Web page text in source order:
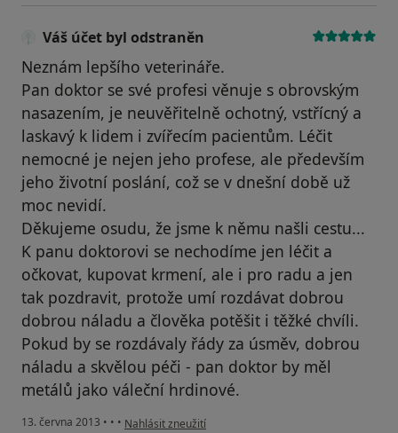
Váš účet byl odstraněn
Neznám lepšího veterináře.
Pan doktor se své profesi věnuje s obrovským
nasazením, je neuvěřitelně ochotný, vstřícný a
laskavý k lidem i zvířecím pacientům. Léčit
nemocné je nejen jeho profese, ale především
jeho životní poslání, což se v dnešní době už
moc nevidí.
Děkujeme osudu, že jsme k němu našli cestu...
K panu doktorovi se nechodíme jen léčit a
očkovat, kupovat krmení, ale i pro radu a jen
tak pozdravit, protože umí rozdávat dobrou
dobrou náladu a člověka potěšit i těžké chvíli.
Pokud by se rozdávaly řády za úsměv, dobrou
náladu a skvělou péči - pan doktor by měl
metálů jako váleční hrdinové.
13. června 2013 • • • podle názoru uživatele Váš účet byl odstraněn
Nahlásit zneužití